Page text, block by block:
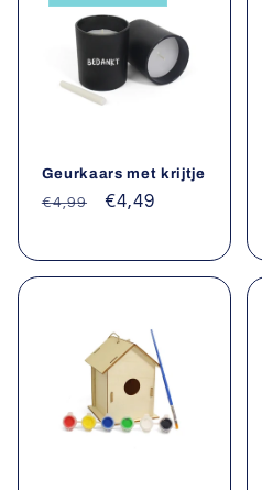
Geurkaars met krijtje
Normale
€4,99 Aanbiedingsprijs
€4,49